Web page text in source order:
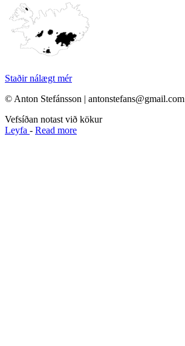
Staðir nálægt mér
© Anton Stefánsson | antonstefans@gmail.com
Vefsíðan notast við kökur
Leyfa - Read more